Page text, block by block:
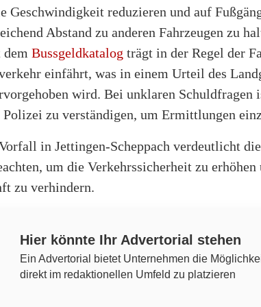
Geschwindigkeit reduzieren und auf
Abstand zu anderen Fahrzeugen zu
Bussgeldkatalog trägt in der Regel der
einfährt, was in einem Urteil des
wird. Bei unklaren Schuldfragen
zu verständigen, um Ermittlungen
in Jettingen-Scheppach verdeutlicht
um die Verkehrssicherheit zu
zu verhindern.
Hier könnte Ihr Advertorial stehen
Ein Advertorial bietet Unternehmen die
direkt im redaktionellen Umfeld zu platzieren